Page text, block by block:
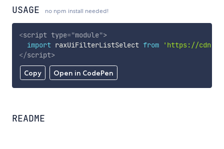
USAGE no npm install needed!
Copy Open in CodePen
<script type="module">
import raxUiFilterListSelect from
'https://
</script>
README